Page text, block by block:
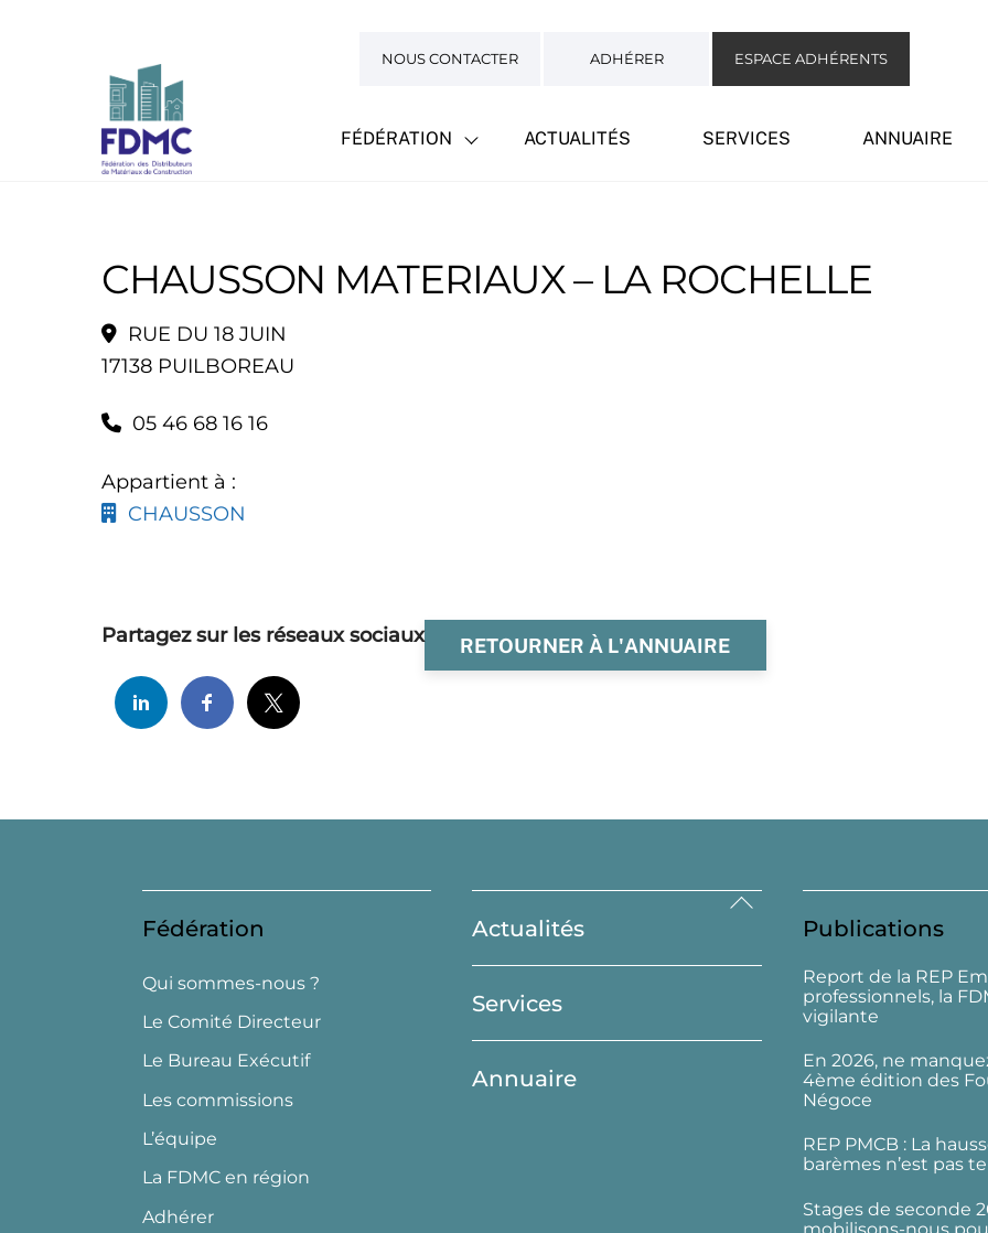
NOUS CONTACTER ADHÉRER ESPACE ADHÉRENTS
FÉDÉRATION ACTUALITÉS SERVICES ANNUAIRE
CHAUSSON MATERIAUX – LA ROCHELLE
RUE DU 18 JUIN
17138 PUILBOREAU
05 46 68 16 16
Appartient à :
CHAUSSON
RETOURNER À L'ANNUAIRE
Partagez sur les réseaux sociaux
Back
Top
Fédération
Qui sommes-nous ?
Le Comité Directeur
Le Bureau Exécutif
Les commissions
L’équipe
La FDMC en région
Adhérer
Actualités
Services
Annuaire
Publications
Report de la REP
professionnels, la
vigilante
En 2026, ne
4ème édition des
Négoce
REP PMCB : La
barèmes n’est pas
Stages de seconde